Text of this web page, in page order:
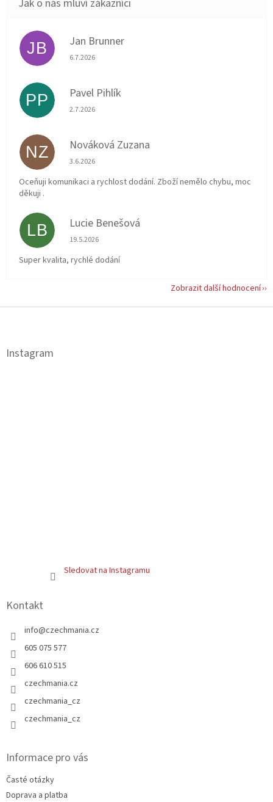
JB Jan Brunner
Hodnocení obchodu je 5 z 5 hvězdiček.
6.7.2026
PP Pavel Pihlík
Hodnocení obchodu je 5 z 5 hvězdiček.
2.7.2026
NZ Nováková Zuzana
Hodnocení obchodu je 5 z 5 hvězdiček.
3.6.2026
Oceňuji komunikaci a rychlost dodání. Zboží nemělo chybu, moc
děkuji .
LB Lucie Benešová
Hodnocení obchodu je 5 z 5 hvězdiček.
19.5.2026
Super kvalita, rychlé dodání
Zobrazit další hodnocení
Z
Instagram
Sledovat na Instagramu
Kontakt
info@czechmania.cz
605 075 577
606 610 515
czechmania.cz
czechmania_cz
czechmania_cz
Informace pro vás
Časté otázky
Doprava a platba